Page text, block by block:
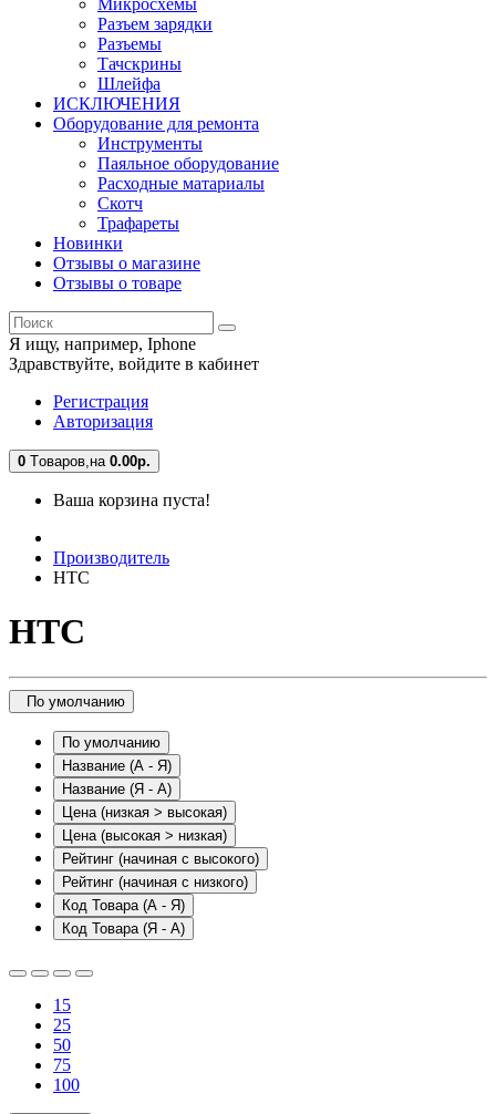
Микросхемы
Разъем зарядки
Разъемы
Тачскрины
Шлейфа
ИСКЛЮЧЕНИЯ
Оборудование для ремонта
Инструменты
Паяльное оборудование
Расходные матариалы
Скотч
Трафареты
Новинки
Отзывы о магазине
Отзывы о товаре
Я ищу, например, Iphone
Здравствуйте, войдите в кабинет
Регистрация
Авторизация
0 Tоваров,на 0.00р.
Ваша корзина пуста!
Производитель
HTC
HTC
По умолчанию
По умолчанию
Название (А - Я)
Название (Я - А)
Цена (низкая > высокая)
Цена (высокая > низкая)
Рейтинг (начиная с высокого)
Рейтинг (начиная с низкого)
Код Товара (А - Я)
Код Товара (Я - А)
15
25
50
75
100